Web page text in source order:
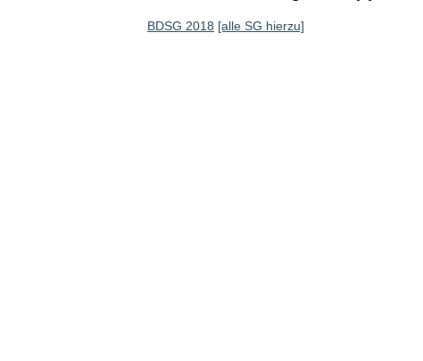
BDSG 2018 [alle SG hierzu]